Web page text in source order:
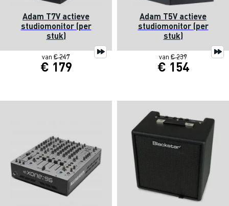
Adam T7V actieve
studiomonitor (per
stuk)
van € 247
€ 179
Adam T5V actieve
studiomonitor (per
stuk)
van € 239
€ 154